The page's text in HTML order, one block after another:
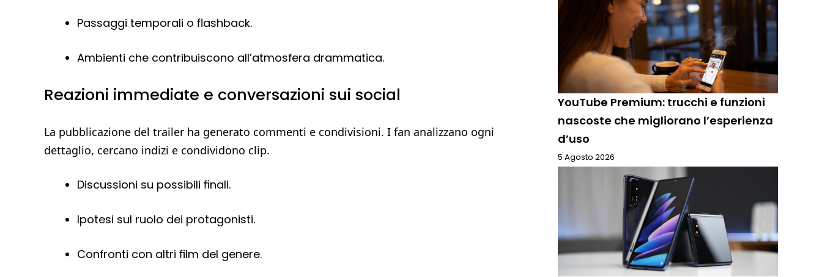
Passaggi temporali o flashback.
Ambienti che contribuiscono all’atmosfera drammatica.
Reazioni immediate e conversazioni sui social
La pubblicazione del trailer ha generato commenti e condivisioni. I fan analizzano ogni
dettaglio, cercano indizi e condividono clip.
Discussioni su possibili finali.
Ipotesi sul ruolo dei protagonisti.
Confronti con altri film del genere.
YouTube Premium: trucchi e funzioni
nascoste che migliorano l’esperienza
d’uso
5 Agosto 2026